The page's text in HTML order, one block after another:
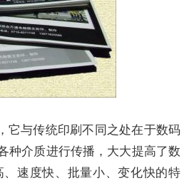
它与传统印刷不同之处在于数码
种介质进行传播，大大提高了数
速度快、批量小、变化快的特